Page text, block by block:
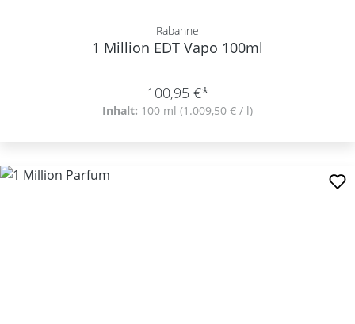
Rabanne
1 Million EDT Vapo 100ml
100,95 €*
Inhalt: 100 ml (1.009,50 € / l)